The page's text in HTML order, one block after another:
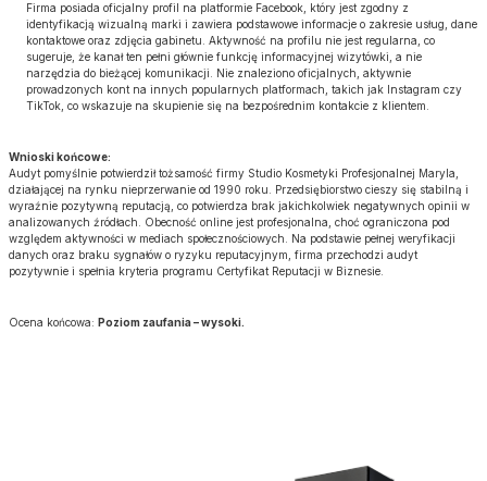
Firma posiada oficjalny profil na platformie Facebook, który jest zgodny z
identyfikacją wizualną marki i zawiera podstawowe informacje o zakresie usług, dane
kontaktowe oraz zdjęcia gabinetu. Aktywność na profilu nie jest regularna, co
sugeruje, że kanał ten pełni głównie funkcję informacyjnej wizytówki, a nie
narzędzia do bieżącej komunikacji. Nie znaleziono oficjalnych, aktywnie
prowadzonych kont na innych popularnych platformach, takich jak Instagram czy
TikTok, co wskazuje na skupienie się na bezpośrednim kontakcie z klientem.
Wnioski końcowe:
Audyt pomyślnie potwierdził tożsamość firmy Studio Kosmetyki Profesjonalnej Maryla,
działającej na rynku nieprzerwanie od 1990 roku. Przedsiębiorstwo cieszy się stabilną i
wyraźnie pozytywną reputacją, co potwierdza brak jakichkolwiek negatywnych opinii w
analizowanych źródłach. Obecność online jest profesjonalna, choć ograniczona pod
względem aktywności w mediach społecznościowych. Na podstawie pełnej weryfikacji
danych oraz braku sygnałów o ryzyku reputacyjnym, firma przechodzi audyt
pozytywnie i spełnia kryteria programu Certyfikat Reputacji w Biznesie.
Ocena końcowa: Poziom zaufania – wysoki.